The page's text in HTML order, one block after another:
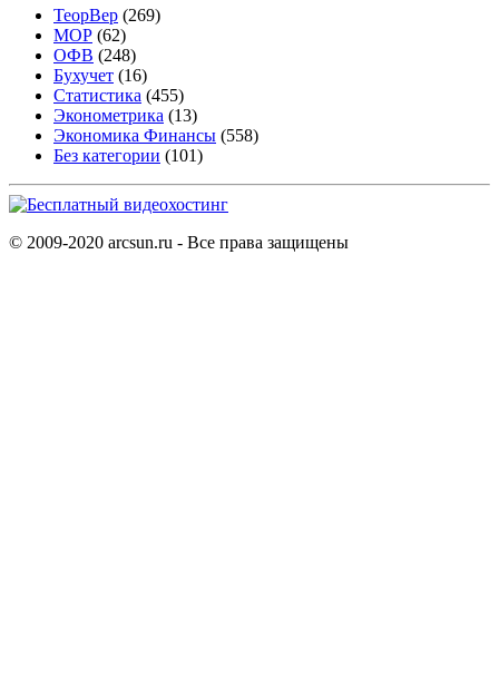
ТеорВер (269)
МОР (62)
ОФВ (248)
Бухучет (16)
Статистика (455)
Эконометрика (13)
Экономика Финансы (558)
Без категории (101)
© 2009-2020 arcsun.ru - Все права защищены